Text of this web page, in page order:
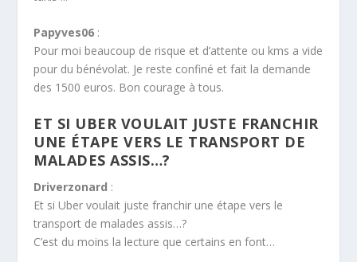
Papyves06 :
Pour moi beaucoup de risque et d’attente ou kms a vide
pour du bénévolat. Je reste confiné et fait la demande
des 1500 euros. Bon courage à tous.
ET SI UBER VOULAIT JUSTE FRANCHIR
UNE ÉTAPE VERS LE TRANSPORT DE
MALADES ASSIS…?
Driverzonard :
Et si Uber voulait juste franchir une étape vers le
transport de malades assis…?
C’est du moins la lecture que certains en font…